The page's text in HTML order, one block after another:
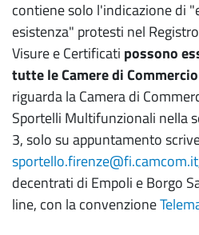
contiene solo l'indicazione di
esistenza" protesti nel
Visure e Certificati possono
tutte le Camere di
riguarda la Camera di
Sportelli Multifunzionali nella
3, solo su appuntamento
sportello.firenze@fi.camcom.it
decentrati di Empoli e Borgo
line, con la convenzione